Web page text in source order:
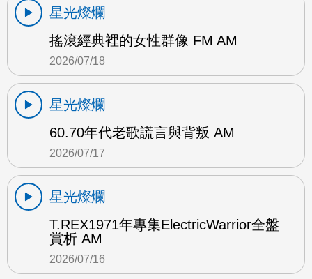
星光燦爛
搖滾經典裡的女性群像 FM AM
2026/07/18
星光燦爛
60.70年代老歌謊言與背叛 AM
2026/07/17
星光燦爛
T.REX1971年專集ElectricWarrior全盤
賞析 AM
2026/07/16